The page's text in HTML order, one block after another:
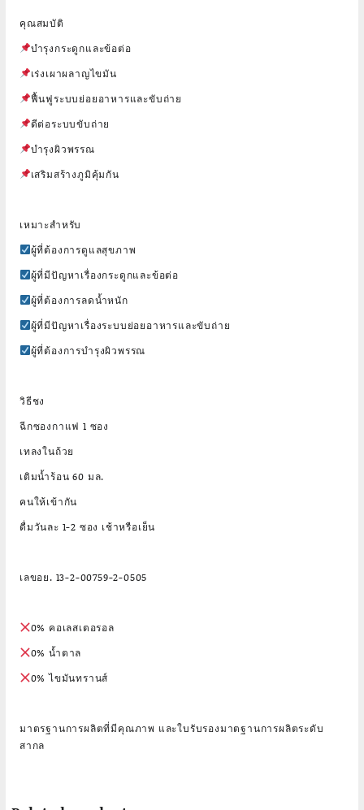
คุณสมบัติ
บำรุงกระดูกและข้อต่อ
เร่งเผาผลาญไขมัน
ฟื้นฟูระบบย่อยอาหารและขับถ่าย
ดีต่อระบบขับถ่าย
บำรุงผิวพรรณ
เสริมสร้างภูมิคุ้มกัน
เหมาะสำหรับ
ผู้ที่ต้องการดูแลสุขภาพ
ผู้ที่มีปัญหาเรื่องกระดูกและข้อต่อ
ผู้ที่ต้องการลดน้ำหนัก
ผู้ที่มีปัญหาเรื่องระบบย่อยอาหารและขับถ่าย
ผู้ที่ต้องการบำรุงผิวพรรณ
วิธีชง
ฉีกซองกาแฟ 1 ซอง
เทลงในถ้วย
เติมน้ำร้อน 60 มล.
คนให้เข้ากัน
ดื่มวันละ 1-2 ซอง เช้าหรือเย็น
เลขอย. 13-2-00759-2-0505
0% คอเลสเตอรอล
0% น้ำตาล
0% ไขมันทรานส์
มาตรฐานการผลิตที่มีคุณภาพ และใบรับรองมาตฐานการผลิตระดับ
สากล